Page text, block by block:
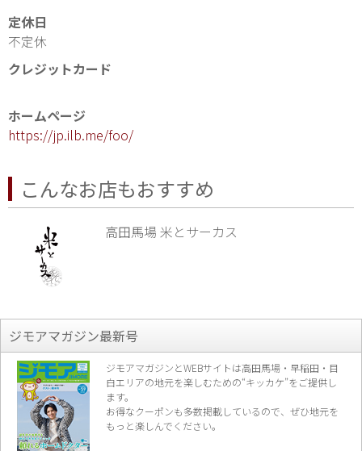
定休日
不定休
クレジットカード
ホームページ
https://jp.ilb.me/foo/
こんなお店もおすすめ
高田馬場 米とサーカス
ジモアマガジン最新号
ジモアマガジンとWEBサイトは高田馬場・早稲田・目
白エリアの地元を楽しむための“キッカケ”をご提供し
ます。
お得なクーポンも多数掲載しているので、 ぜひ地元を
もっと楽しんでください。